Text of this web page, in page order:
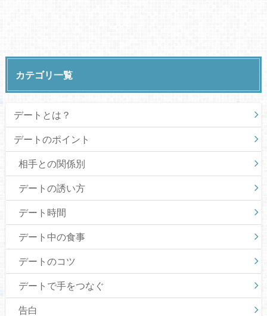
カテゴリ一覧
デートとは？
デートのポイント
相手との関係別
デートの誘い方
デート時間
デート中の食事
デートのコツ
デートで手をつなぐ
告白